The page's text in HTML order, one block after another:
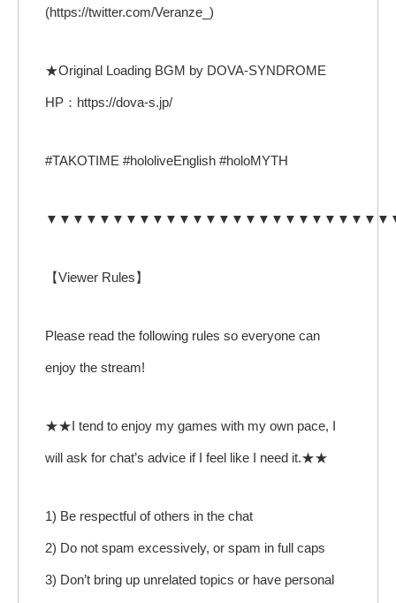
(https://twitter.com/Veranze_)
★Original Loading BGM by DOVA-SYNDROME
HP：https://dova-s.jp/
#TAKOTIME #hololiveEnglish #holoMYTH
【Viewer Rules】
Please read the following rules so everyone can
enjoy the stream!
★★I tend to enjoy my games with my own pace, I
will ask for chat’s advice if I feel like I need it.★★
1) Be respectful of others in the chat
2) Do not spam excessively, or spam in full caps
3) Don’t bring up unrelated topics or have personal